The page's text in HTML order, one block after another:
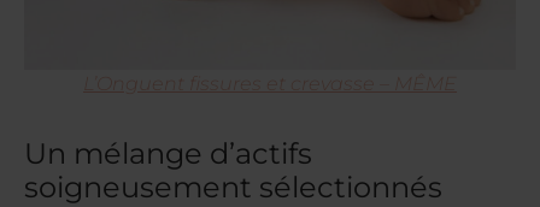
L’Onguent fissures et crevasse – MÊME
Un mélange d’actifs
soigneusement sélectionnés